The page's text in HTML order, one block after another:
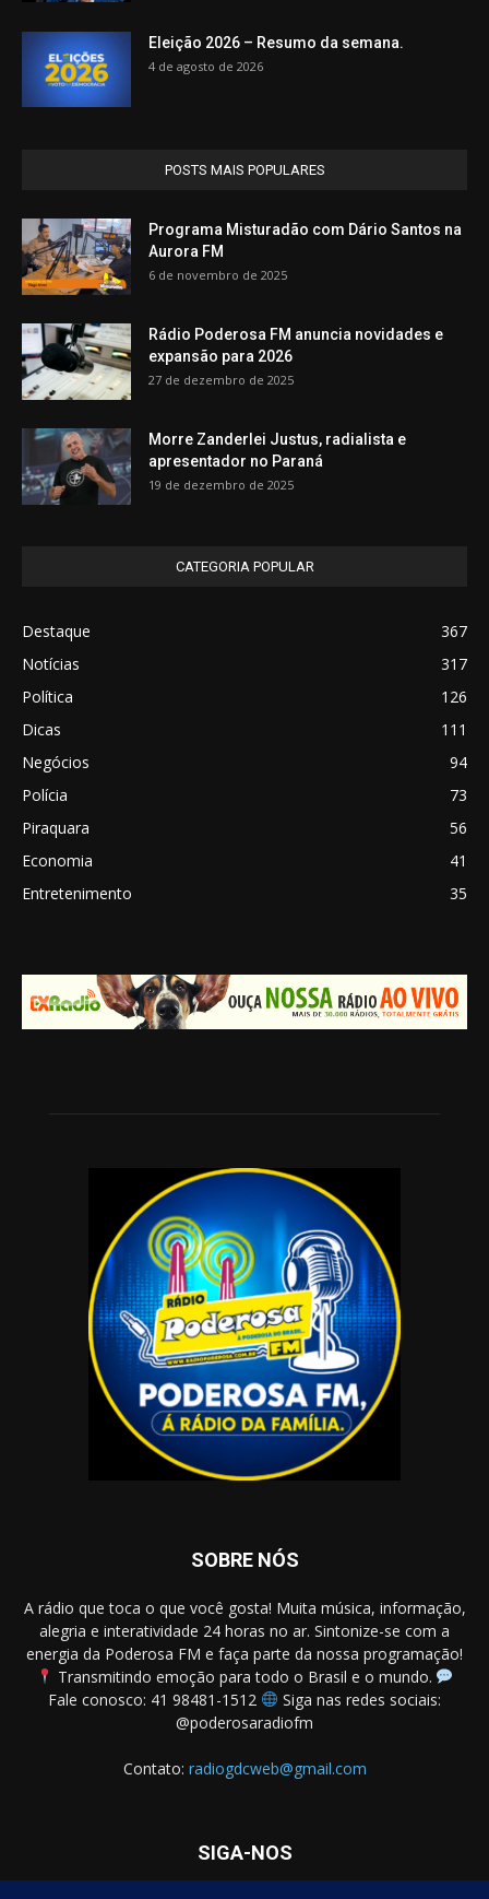
Eleição 2026 – Resumo da semana.
4 de agosto de 2026
POSTS MAIS POPULARES
Programa Misturadão com Dário Santos na
Aurora FM
6 de novembro de 2025
Rádio Poderosa FM anuncia novidades e
expansão para 2026
27 de dezembro de 2025
Morre Zanderlei Justus, radialista e
apresentador no Paraná
19 de dezembro de 2025
CATEGORIA POPULAR
Destaque
367
Notícias
317
Política
126
Dicas
111
Negócios
94
Polícia
73
Piraquara
56
Economia
41
Entretenimento
35
SOBRE NÓS
A rádio que toca o que você gosta! Muita música, informação,
alegria e interatividade 24 horas no ar. Sintonize-se com a
energia da Poderosa FM e faça parte da nossa programação!
Transmitindo emoção para todo o Brasil e o mundo.
Fale conosco: 41 98481-1512
Siga nas redes sociais:
@poderosaradiofm
Contato: radiogdcweb@gmail.com
SIGA-NOS